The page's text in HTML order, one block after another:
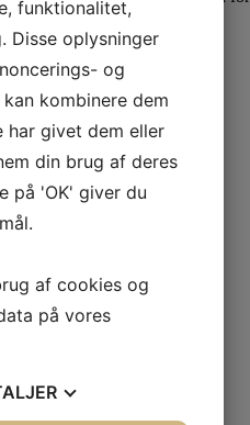
funktionalitet,
Disse oplysninger
og
kombinere dem
har givet dem eller
din brug af deres
på 'OK' giver du
af cookies og
på vores